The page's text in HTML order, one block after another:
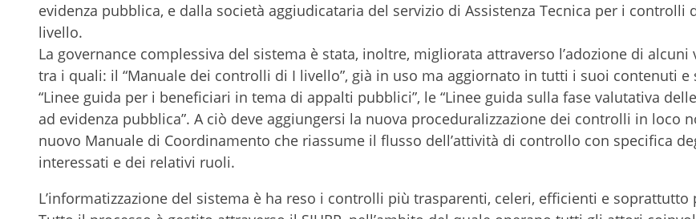
evidenza pubblica, e dalla società aggiudicataria del servizio di Assistenza Tecnica per i controlli
livello.
La governance complessiva del sistema è stata, inoltre, migliorata attraverso l’adozione di alcuni
tra i quali: il “Manuale dei controlli di I livello”, già in uso ma aggiornato in tutti i suoi contenuti e
“Linee guida per i beneficiari in tema di appalti pubblici”, le “Linee guida sulla fase valutativa
ad evidenza pubblica”. A ciò deve aggiungersi la nuova proceduralizzazione dei controlli in loco
nuovo Manuale di Coordinamento che riassume il flusso dell’attività di controllo con specifica
interessati e dei relativi ruoli.
L’informatizzazione del sistema è ha reso i controlli più trasparenti, celeri, efficienti e soprattutto